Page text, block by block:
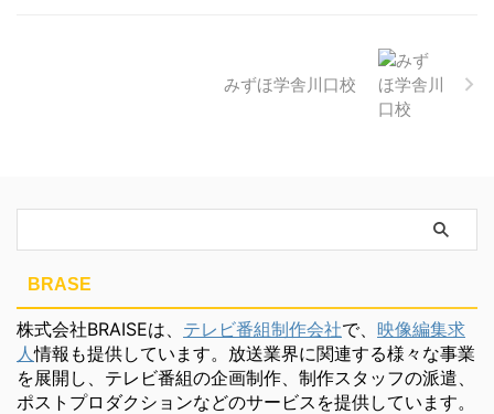
みずほ学舎川口校
BRASE
株式会社BRAISEは、 テレビ番組制作会社で、 映像編集求
人情報も提供しています。放送業界に関連する様々な事業
を展開し、テレビ番組の企画制作、制作スタッフの派遣、
ポストプロダクションなどのサービスを提供しています。